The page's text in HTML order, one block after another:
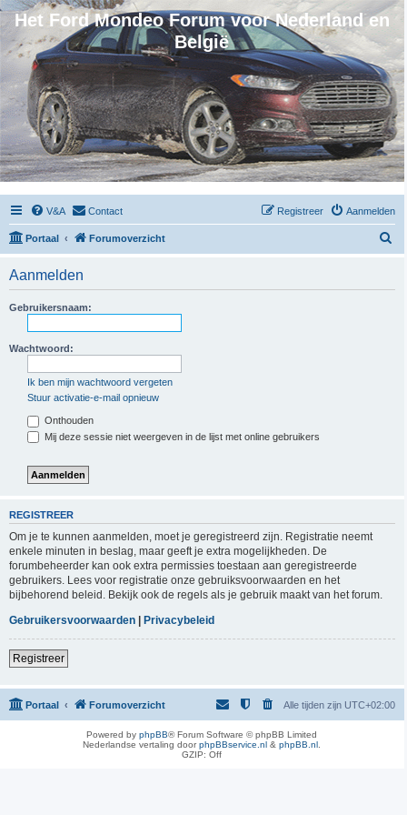
Het Ford Mondeo Forum voor Nederland en
België
V&A Contact Aanmelden
Registreer
Portaal Forumoverzicht
Aanmelden
Gebruikersnaam:
Wachtwoord:
Ik ben mijn wachtwoord vergeten
Stuur activatie-e-mail opnieuw
Onthouden
Mij deze sessie niet weergeven in de lijst met online gebruikers
REGISTREER
Om je te kunnen aanmelden, moet je geregistreerd zijn. Registratie neemt
enkele minuten in beslag, maar geeft je extra mogelijkheden. De
forumbeheerder kan ook extra permissies toestaan aan geregistreerde
gebruikers. Lees voor registratie onze gebruiksvoorwaarden en het
bijbehorend beleid. Bekijk ook de regels als je gebruik maakt van het forum.
Gebruikersvoorwaarden | Privacybeleid
Registreer
Portaal Forumoverzicht Alle tijden zijn UTC+02:00
Powered byphpBB® Forum Software © phpBB Limited
Nederlandse vertaling doorphpBBservice.nl &phpBB.nl
GZIP: Off